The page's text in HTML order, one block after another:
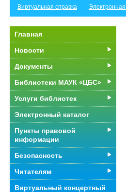
Виртуальная справка Электронная
Главная
Новости
Документы
Библиотеки МАУК «ЦБС»
Услуги библиотек
Электронный каталог
Пункты правовой
информации
Безопасность
Читателям
Виртуальный концертный